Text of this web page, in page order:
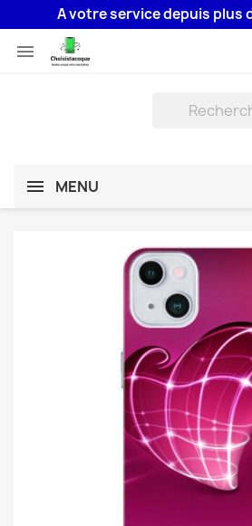
A votre service depuis plus de

MENU